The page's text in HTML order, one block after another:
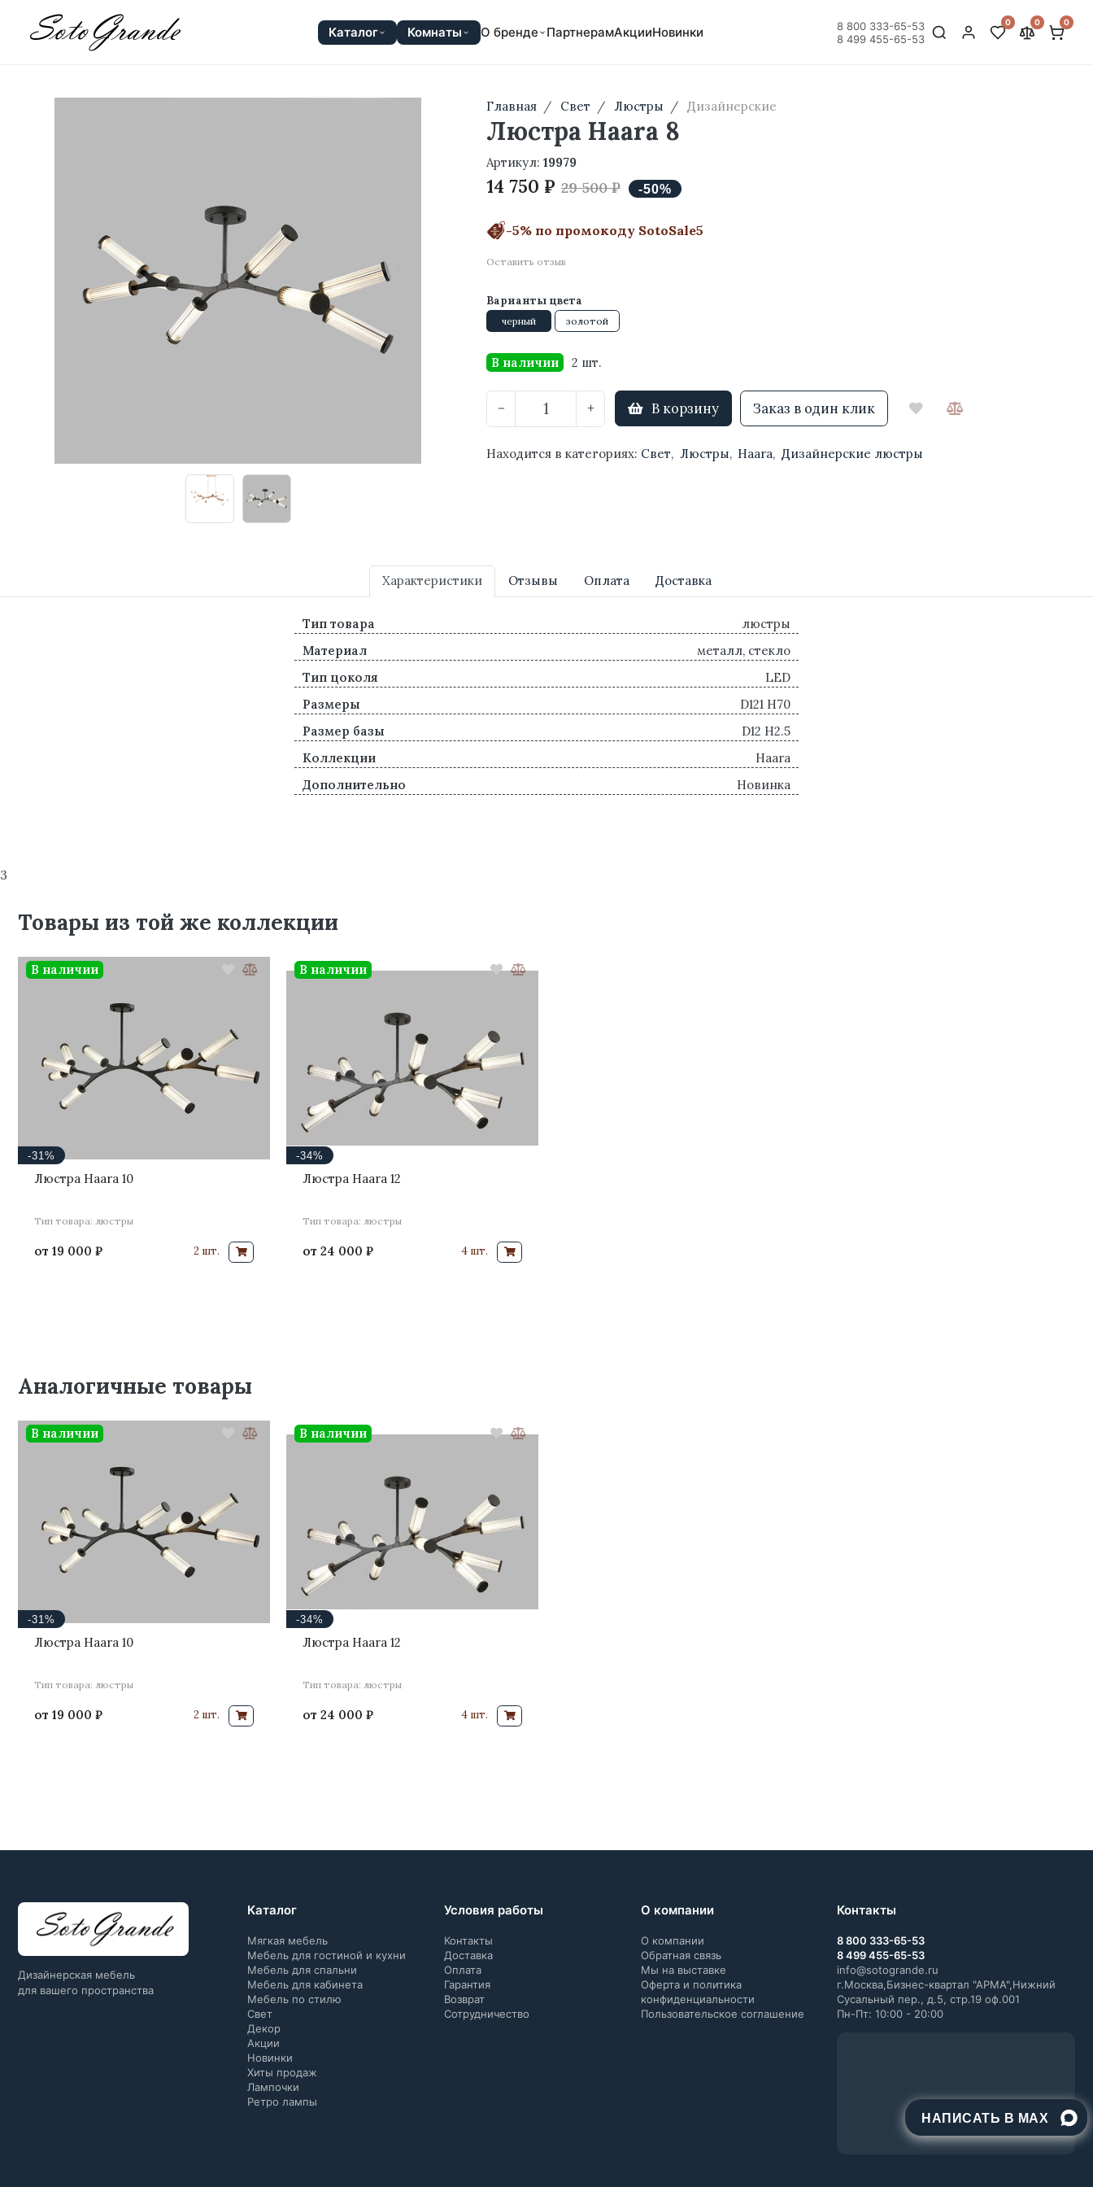
Каталог Комнаты О бренде ПартнерамАкцииНовинки
8 800 333-65-53
8 499 455-65-53
0 0 0
Главная Свет Люстры Дизайнерские
Люстра Haara 8
Артикул:19979
14 750 ₽ 29 500 ₽
-5% по промокоду SotoSale5
Оставить отзыв
Варианты цвета
черный золотой
В наличии 2 шт.
− + В корзину Заказ в один клик
Находится в категориях: Свет, Люстры, Haara, Дизайнерские люстры
Характеристики Отзывы Оплата Доставка
Тип товара
люстры
Материал
металл, стекло
Тип цоколя
LED
Размеры
D121 H70
Размер базы
D12 H2.5
Коллекции
Haara
Дополнительно
Новинка
3
Товары из той же коллекции
-31%
Люстра Haara 10
Тип товара: люстры
от 19 000 ₽
В наличии
2 шт.
-34%
Люстра Haara 12
Тип товара: люстры
от 24 000 ₽
В наличии
4 шт.
Аналогичные товары
-31%
Люстра Haara 10
Тип товара: люстры
от 19 000 ₽
В наличии
2 шт.
-34%
Люстра Haara 12
Тип товара: люстры
от 24 000 ₽
В наличии
4 шт.
НАПИСАТЬ В MAX
Дизайнерская мебель
для вашего пространства
Каталог
Мягкая мебель
Мебель для гостиной и кухни
Мебель для спальни
Мебель для кабинета
Мебель по стилю
Свет
Декор
Акции
Новинки
Хиты продаж
Лампочки
Ретро лампы
Условия работы
Контакты
Доставка
Оплата
Гарантия
Возврат
Сотрудничество
О компании
О компании
Обратная связь
Мы на выставке
Оферта и политика
конфиденциальности
Пользовательское соглашение
Контакты
8 800 333-65-53
8 499 455-65-53
info@sotogrande.ru
г.Москва,Бизнес-квартал "АРМА",Нижний
Сусальный пер., д.5, стр.19 оф.001
Пн-Пт: 10:00 - 20:00